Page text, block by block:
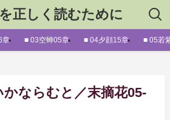
正しく読むために
章 ■ 03空蝉05章 ■ 04夕顔15章 ■ 05若
かならむと／末摘花05-